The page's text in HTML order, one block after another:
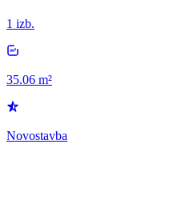
1 izb.
35.06 m²
Novostavba